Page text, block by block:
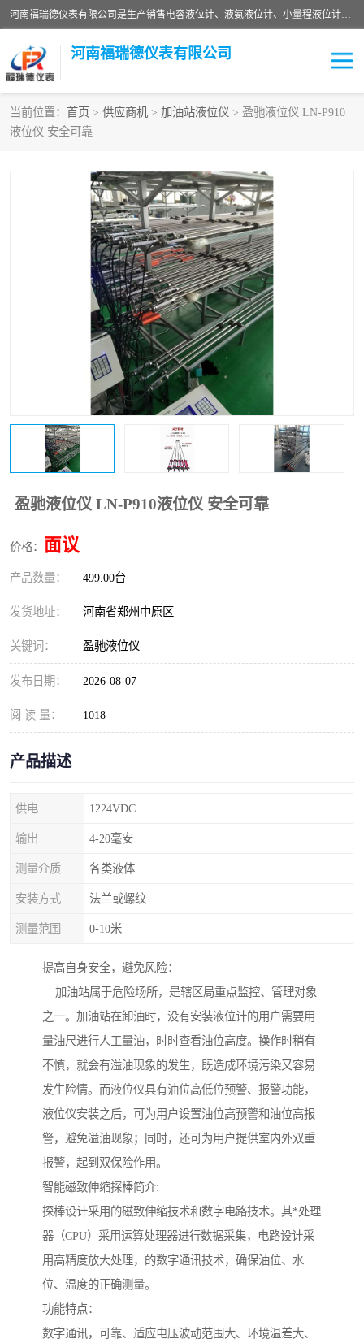
河南福瑞德仪表有限公司是生产销售电容液位计、液氨液位计、小量程液位计定制、智能锅炉水位计、液氮液位计等；并在产品开发、研制的过程中，吸取国内外仪器仪表的技术精华，建立了一支高、精、尖的科研开发队伍，使产品性能不断升级。
河南福瑞德仪表有限公司
当前位置： 首页 > 供应商机 > 加油站液位仪 > 盈驰液位仪 LN-P910
液位仪 安全可靠
盈驰液位仪 LN-P910液位仪 安全可靠
价格： 面议
产品数量： 499.00台
发货地址： 河南省郑州中原区
关键词： 盈驰液位仪
发布日期： 2026-08-07
阅 读 量： 1018
产品描述
供电 1224VDC
输出 4-20毫安
测量介质 各类液体
安装方式 法兰或螺纹
测量范围 0-10米
提高自身安全，避免风险：
加油站属于危险场所，是辖区局重点监控、管理对象
之一。加油站在卸油时，没有安装液位计的用户需要用
量油尺进行人工量油，时时查看油位高度。操作时稍有
不慎，就会有溢油现象的发生，既造成环境污染又容易
发生险情。而液位仪具有油位高低位预警、报警功能，
液位仪安装之后，可为用户设置油位高预警和油位高报
警，避免溢油现象；同时，还可为用户提供室内外双重
报警，起到双保险作用。
智能磁致伸缩探棒简介:
探棒设计采用的磁致伸缩技术和数字电路技术。其*处理
器（CPU）采用运算处理器进行数据采集，电路设计采
用高精度放大处理，的数字通讯技术，确保油位、水
位、温度的正确测量。
功能特点：
数字通讯，可靠、适应电压波动范围大、环境温差大、
液位计
压力传感器 流量传感器
液氮液位计
液位计传感器定制
物位计
油量传感器 测漏仪
锅炉水位计
智能锅炉水位计 电容液位计
流量仪表 加油站液位仪